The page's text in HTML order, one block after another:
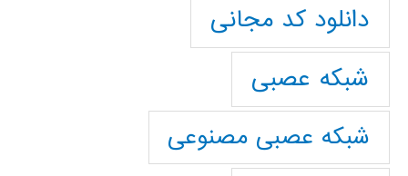
دانلود کد مجانی
شبکه عصبی
شبکه عصبی مصنوعی